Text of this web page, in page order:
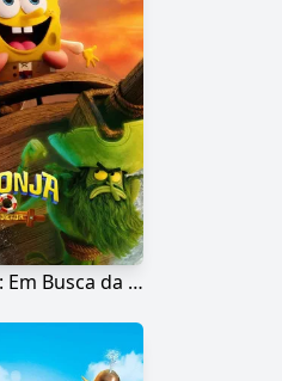
Bob Esponja: Em Busca da Calça Quadrada